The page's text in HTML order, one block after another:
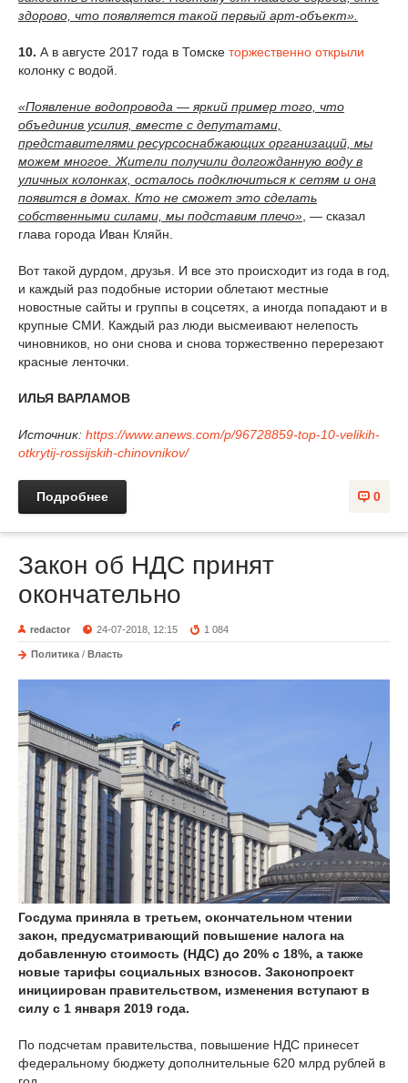
здорово, что появляется такой первый арт-объект».
10. А в августе 2017 года в Томске торжественно открыли
колонку с водой.
«Появление водопровода — яркий пример того, что
объединив усилия, вместе с депутатами,
представителями ресурсоснабжающих организаций, мы
можем многое. Жители получили долгожданную воду в
уличных колонках, осталось подключиться к сетям и она
появится в домах. Кто не сможет это сделать
собственными силами, мы подставим плечо» , — сказал
глава города Иван Кляйн.
Вот такой дурдом, друзья. И все это происходит из года в год,
и каждый раз подобные истории облетают местные
новостные сайты и группы в соцсетях, а иногда попадают и в
крупные СМИ. Каждый раз люди высмеивают нелепость
чиновников, но они снова и снова торжественно перерезают
красные ленточки.
ИЛЬЯ ВАРЛАМОВ
Источник: https://www.anews.com/p/96728859-top-10-velikih-
otkrytij-rossijskih-chinovnikov/
0
Подробнее
Закон об НДС принят
окончательно
redactor 24-07-2018, 12:15 1 084
Политика / Власть
Госдума приняла в третьем, окончательном чтении
закон, предусматривающий повышение налога на
добавленную стоимость (НДС) до 20% с 18%, а также
новые тарифы социальных взносов. Законопроект
инициирован правительством, изменения вступают в
силу с 1 января 2019 года.
По подсчетам правительства, повышение НДС принесет
федеральному бюджету дополнительные 620 млрд рублей в